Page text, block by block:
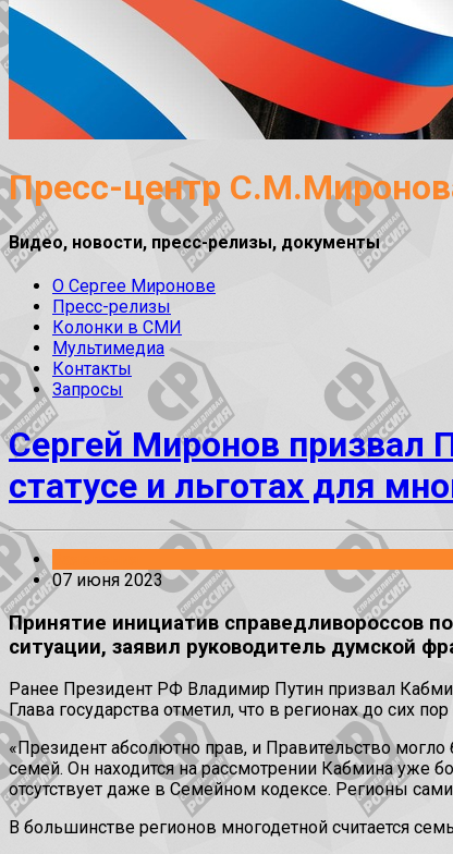
Пресс-центр
Видео, новости, пресс-релизы, документы
О Сергее Миронове
Пресс-релизы
Колонки в СМИ
Мультимедиа
Контакты
Запросы
Сергей Миронов призвал
статусе и льготах для
07 июня 2023
Принятие инициатив справедливороссов
ситуации, заявил руководитель думской
Ранее Президент РФ Владимир Путин призвал
Глава государства отметил, что в регионах до сих
«Президент абсолютно прав, и Правительство
семей. Он находится на рассмотрении Кабмина уже
отсутствует даже в Семейном кодексе. Регионы
В большинстве регионов многодетной считается